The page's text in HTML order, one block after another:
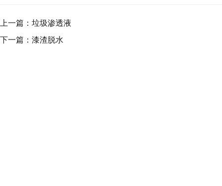
上一篇： 垃圾渗透液
下一篇： 漆渣脱水